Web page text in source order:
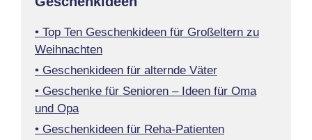
• Top Ten Geschenkideen für Großeltern zu
Weihnachten
• Geschenkideen für alternde Väter
• Geschenke für Senioren – Ideen für Oma
und Opa
• Geschenkideen für Reha-Patienten